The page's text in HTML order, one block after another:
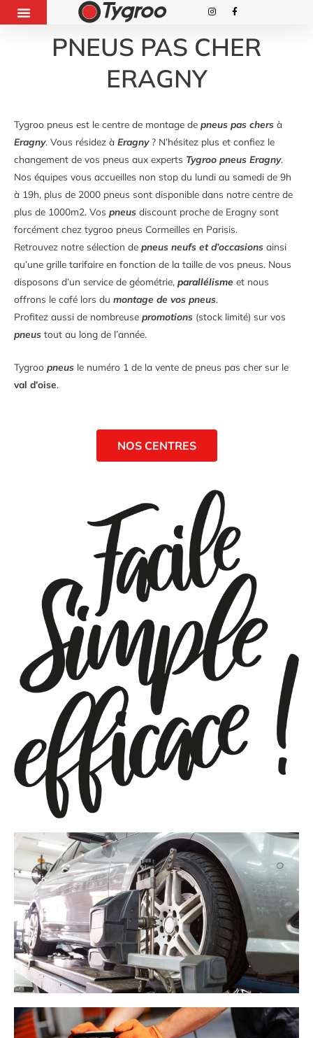
PNEUS PAS CHER
ERAGNY
Tygroo pneus est le centre de montage de pneus pas chers à
Eragny. Vous résidez à Eragny? N’hésitez plus et confiez le
changement de vos pneus aux experts Tygroo pneus Eragny.
Nos équipes vous accueilles non stop du lundi au samedi de 9h
à 19h, plus de 2000 pneus sont disponible dans notre centre de
plus de 1000m2. Vos pneus discount proche de Eragny sont
forcément chez tygroo pneus Cormeilles en Parisis.
Retrouvez notre sélection de pneus neufs et d’occasions ainsi
qu’une grille tarifaire en fonction de la taille de vos pneus. Nous
disposons d’un service de géométrie, parallélisme et nous
offrons le café lors du montage de vos pneus.
Profitez aussi de nombreuse promotions (stock limité) sur vos
pneus tout au long de l’année.
Tygroo pneus le numéro 1 de la vente de pneus pas cher sur le
val d’oise.
NOS CENTRES